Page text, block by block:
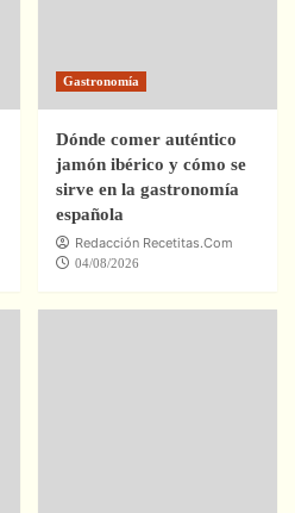
Gastronomía
Dónde comer auténtico
jamón ibérico y cómo se
sirve en la gastronomía
española
Redacción Recetitas.Com
04/08/2026